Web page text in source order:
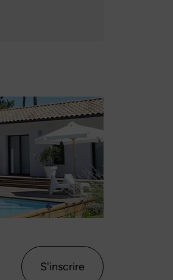
S'inscrire